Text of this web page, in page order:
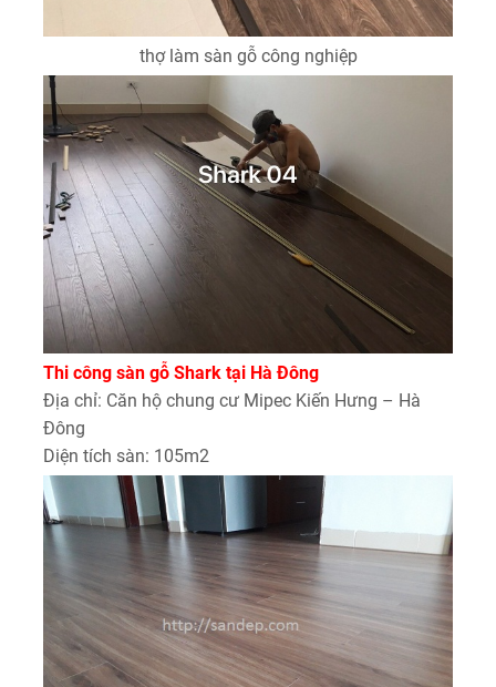
thợ làm sàn gỗ công nghiệp
Thi công sàn gỗ Shark tại Hà Đông
Địa chỉ: Căn hộ chung cư Mipec Kiến Hưng – Hà
Đông
Diện tích sàn: 105m2